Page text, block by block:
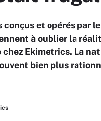
et opérés par
à oublier la
Ekimetrics. La
bien plus